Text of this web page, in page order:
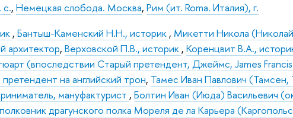
,Немецкая слобода. Москва,Рим (ит. Roma. Италия), г.
,Бантыш-Каменский Н.Н., историк , Микетти Никола
архитектор,Верховской П.В., историк ,Коренцвит В.А.,
(впоследствии Старый претендент, Джеймс, James
на английский трон, Тамес Иван Павлович (Тамсен,
мануфактурист ,Болтин Иван (Июда) Васильевич
драгунского полка Мореля де ла Карьера